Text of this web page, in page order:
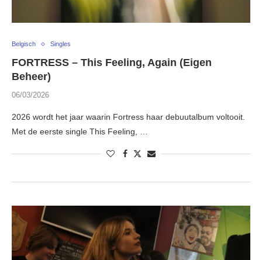
Belgisch Singles
FORTRESS – This Feeling, Again (Eigen
Beheer)
06/03/2026
2026 wordt het jaar waarin Fortress haar debuutalbum voltooit.
Met de eerste single This Feeling, …